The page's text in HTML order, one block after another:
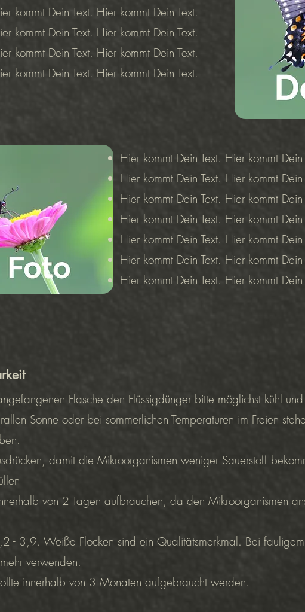
kommt Dein Text. Hier kommt Dein Text.
kommt Dein Text. Hier kommt Dein Text.
kommt Dein Text. Hier kommt Dein Text.
kommt Dein Text. Hier kommt Dein Text.
Hier kommt Dein Text. Hier kommt Dein
Hier kommt Dein Text. Hier kommt Dein
Hier kommt Dein Text. Hier kommt Dein
Hier kommt Dein Text. Hier kommt Dein
Hier kommt Dein Text. Hier kommt Dein
Hier kommt Dein Text. Hier kommt Dein
Hier kommt Dein Text. Hier kommt Dein
Flasche den Flüssigdünger bitte möglichst kühl
Sonne oder bei sommerlichen Temperaturen im Freien
damit die Mikroorganismen weniger Sauerstoff
von 2 Tagen aufbrauchen, da den Mikroorganismen
- 3,9. Weiße Flocken sind ein Qualitätsmerkmal. Bei
verwenden.
innerhalb von 3 Monaten aufgebraucht werden.